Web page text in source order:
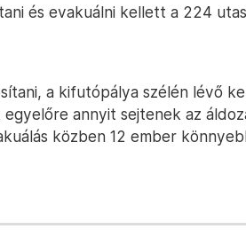
és evakuálni kellett a 224
a kifutópálya szélén lévő
annyit sejtenek az
közben 12 ember